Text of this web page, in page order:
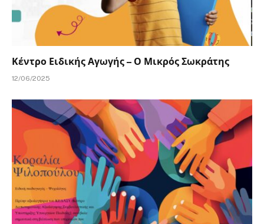
Κέντρο Ειδικής Αγωγής – Ο Μικρός Σωκράτης
12/06/2025